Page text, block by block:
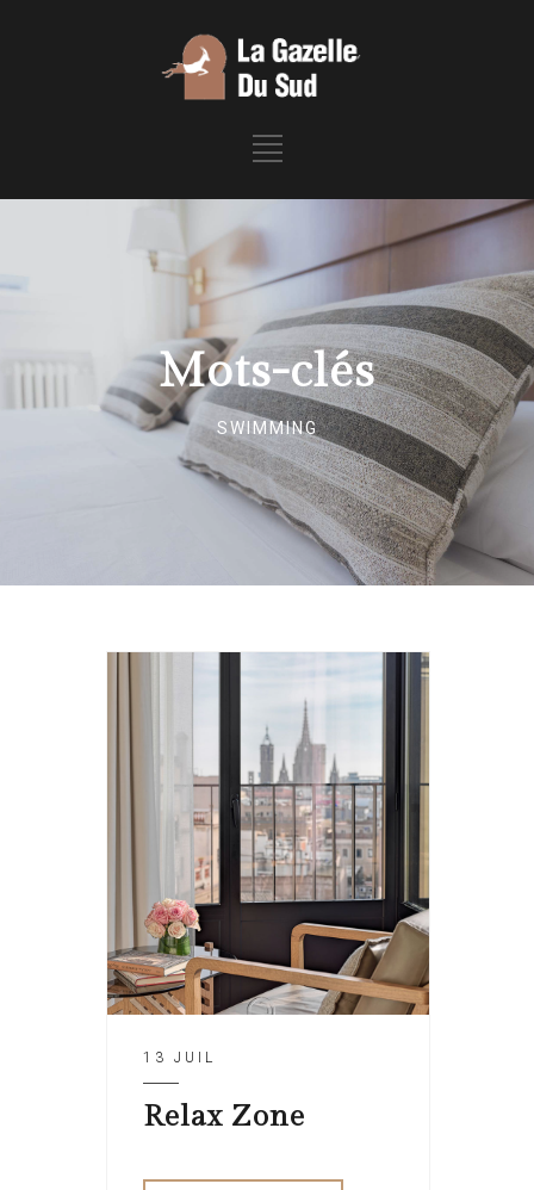
Mots-clés
SWIMMING
13 JUIL
Relax Zone